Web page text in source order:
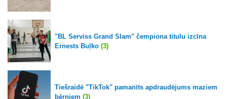
"BL Serviss Grand Slam" čempiona titulu izcīna
Ernests Buļko (3)
Tiešraidē "TikTok" pamanīts apdraudējums maziem
bērniem (3)